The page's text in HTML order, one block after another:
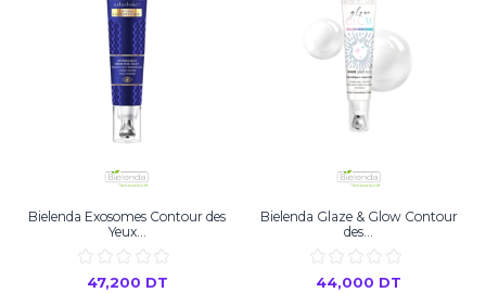
Bielenda Exosomes Contour des
Yeux...
47,200 DT
Bielenda Glaze & Glow Contour
des...
44,000 DT